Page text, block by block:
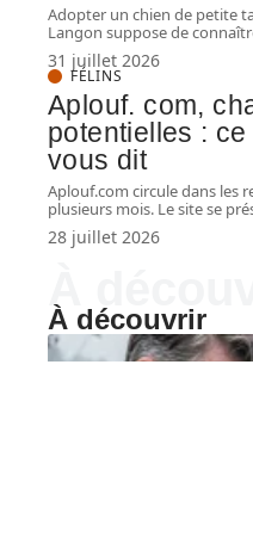
Adopter un chien de petite
Langon suppose de
31 juillet 2026
FÉLINS
Aplouf. com,
potentielles :
vous dit
Aplouf.com circule dans les
plusieurs mois. Le site se
28 juillet 2026
À découvrir